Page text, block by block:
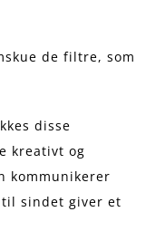
de filtre, som
disse
kreativt og
kommunikerer
til sindet giver et